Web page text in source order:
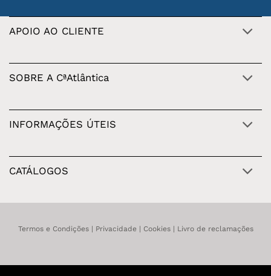
APOIO AO CLIENTE
SOBRE A CªAtlântica
INFORMAÇÕES ÚTEIS
CATÁLOGOS
Termos e Condições| Privacidade Cookies| Livro de reclamações